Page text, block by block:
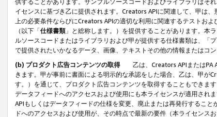
イセンスに基づき乙に提供されます。Creators APIに関連して、甲は
上の必要条件ならびにCreators APIの適切な利用に関連するテストお
（以下「仕様書類」と総称します。）を提供することがあります。本
ルソースコードまたはライブラリおよび甲が提供する仕様書類は、「
で提供されたいかなるデータ、画像、テキストその他の情報またはコ
(b) プロダクト広告コンテンツの取得
乙は、Creators APIまたはPA
きます。甲が事前に書面による明示的な承認をした場合、乙は、甲が
す。）を通じて、プロダクト広告コンテンツを取得することもできま
データフィードへのアクセスおよび使用にも本ライセンスが適用され
APIもしくはデータフィードの仕様を変更、廃止または再発行するこ
ドへのアクセスおよび使用が、その時点で最新の要件（本ライセン